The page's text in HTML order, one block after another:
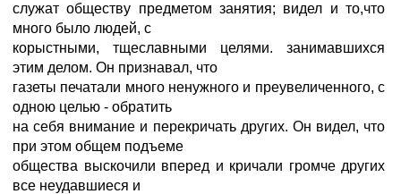
служат обществу предметом занятия; видел и то,что
много было людей, с
корыстными, тщеславными целями. занимавшихся
этим делом. Он признавал, что
газеты печатали много ненужного и преувеличенного, с
одною целью - обратить
на себя внимание и перекричать других. Он видел, что
при этом общем подъеме
общества выскочили вперед и кричали громче других
все неудавшиеся и